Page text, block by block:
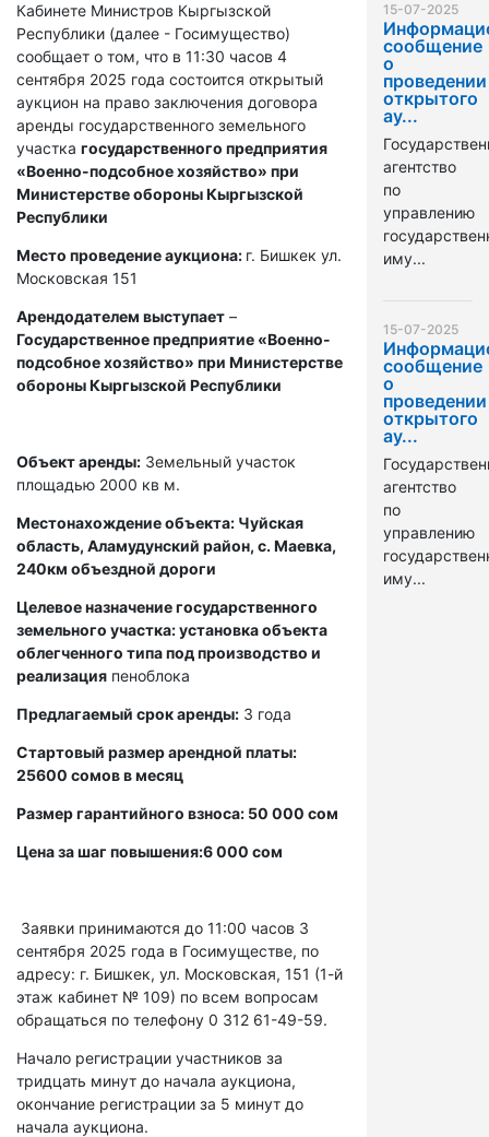
Кабинете Министров Кыргызской
Республики (далее - Госимущество)
сообщает о том, что в 11:30 часов 4
сентября 2025 года состоится открытый
аукцион на право заключения договора
аренды государственного земельного
участка государственного предприятия
«Военно-подсобное хозяйство» при
Министерстве обороны Кыргызской
Республики
Место проведение аукциона: г. Бишкек ул.
Московская 151
Арендодателем выступает –
Государственное предприятие «Военно-
подсобное хозяйство» при Министерстве
обороны Кыргызской Республики
Объект аренды: Земельный участок
площадью 2000 кв м.
Местонахождение объекта: Чуйская
область, Аламудунский район, с. Маевка,
240км объездной дороги
Целевое назначение государственного
земельного участка: установка объекта
облегченного типа под производство и
реализация пеноблока
Предлагаемый срок аренды: 3 года
Стартовый размер арендной платы:
25600 сомов в месяц
Размер гарантийного взноса: 50 000 сом
Цена за шаг повышения:6 000 сом
Заявки принимаются до 11:00 часов 3
сентября 2025 года в Госимуществе, по
адресу: г. Бишкек, ул. Московская, 151 (1-й
этаж кабинет № 109) по всем вопросам
обращаться по телефону 0 312 61-49-59.
Начало регистрации участников за
тридцать минут до начала аукциона,
окончание регистрации за 5 минут до
начала аукциона.
15-07-2025
сообщение
о
проведении
открытого
ау...
агентство
по
управлению
иму...
15-07-2025
сообщение
о
проведении
открытого
ау...
агентство
по
управлению
иму...